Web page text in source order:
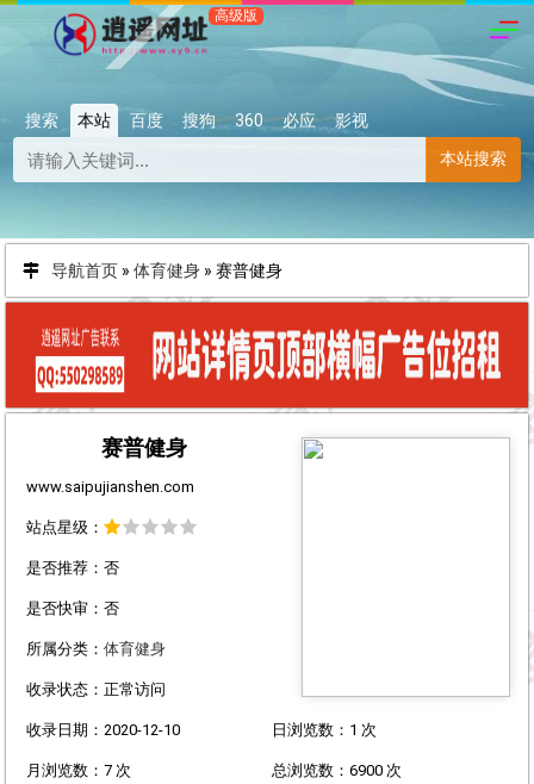
搜索 本站 百度 搜狗 360 必应
影视
本站搜索
导航首页 » 体育健身 » 赛普健身
赛普健身
www.saipujianshen.com
站点星级：
是否推荐：否
是否快审：否
所属分类： 体育健身
收录状态：正常访问
收录日期：2020-12-10 日浏览数：1 次
月浏览数：7 次 总浏览数：6900 次